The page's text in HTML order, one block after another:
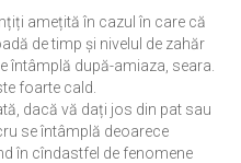
amețită în cazul în care că
de timp și nivelul de zahăr
întâmplă după-amiaza, seara.
foarte cald.
dacă vă dați jos din pat sau
se întâmplă deoarece
în cîndastfel de fenomene